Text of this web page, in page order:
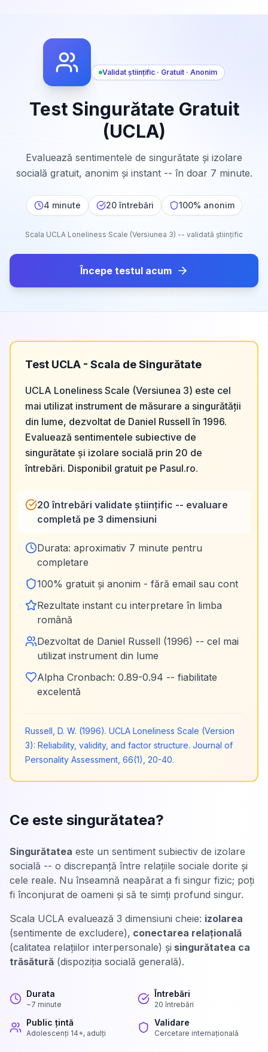
Validat științific · Gratuit · Anonim
Test Singurătate Gratuit
(UCLA)
Evaluează sentimentele de singurătate și izolare
socială gratuit, anonim și instant -- în doar 7 minute.
4 minute 20 întrebări 100% anonim
Scala UCLA Loneliness Scale (Versiunea 3) -- validată științific
Începe testul acum
Test UCLA - Scala de Singurătate
UCLA Loneliness Scale (Versiunea 3) este cel
mai utilizat instrument de măsurare a singurătății
din lume, dezvoltat de Daniel Russell în 1996.
Evaluează sentimentele subiective de
singurătate și izolare socială prin 20 de
întrebări. Disponibil gratuit pe Pasul.ro.
20 întrebări validate științific -- evaluare
completă pe 3 dimensiuni
Durata: aproximativ 7 minute pentru
completare
100% gratuit și anonim - fără email sau cont
Rezultate instant cu interpretare în limba
română
Dezvoltat de Daniel Russell (1996) -- cel mai
utilizat instrument din lume
Alpha Cronbach: 0.89-0.94 -- fiabilitate
excelentă
Russell, D. W. (1996). UCLA Loneliness Scale (Version
3): Reliability, validity, and factor structure. Journal of
Personality Assessment, 66(1), 20-40.
Ce este singurătatea?
Singurătatea este un sentiment subiectiv de izolare
socială -- o discrepanță între relațiile sociale dorite și
cele reale. Nu înseamnă neapărat a fi singur fizic; poți
fi înconjurat de oameni și să te simți profund singur.
Scala UCLA evaluează 3 dimensiuni cheie: izolarea
(sentimente de excludere), conectarea relațională
(calitatea relațiilor interpersonale) și singurătatea ca
trăsătură (dispoziția socială generală).
Durata
~7 minute
Întrebări
20 întrebări
Public țintă
Adolescenți 14+, adulți
Validare
Cercetare internațională